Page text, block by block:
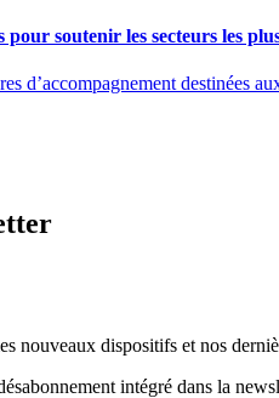
pour soutenir les secteurs les
d’accompagnement destinées
nouveaux dispositifs et nos
intégré dans la